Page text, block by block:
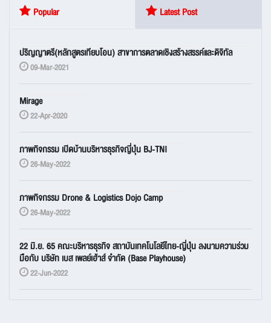
Popular Latest Post
ปริญญาตรี(หลักสูตรเทียบโอน) สาขาการตลาดเชิงสร้างสรรค์และดิจิทัล
09-Mar-2021
Mirage
22-Apr-2020
ภาพกิจกรรม เปิดบ้านบริหารธุรกิจญี่ปุ่น BJ-TNI
26-May-2022
ภาพกิจกรรม Drone & Logistics Dojo Camp
26-May-2022
22 มิ.ย. 65 คณะบริหารธุรกิจ สถาบันเทคโนโลยีไทย-ญี่ปุ่น ลงนามความร่วม
มือกับ บริษัท เบส เพลย์เฮ้าส์ จำกัด (Base Playhouse)
22-Jun-2022